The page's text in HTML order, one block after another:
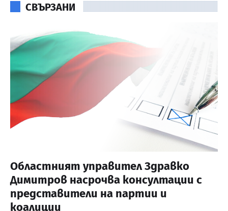
СВЪРЗАНИ
Областният управител Здравко
Димитров насрочва консултации с
представители на партии и
коалиции